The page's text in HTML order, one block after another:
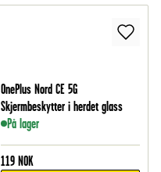
OnePlus Nord CE 5G
Skjermbeskytter i herdet glass
På lager
119 NOK